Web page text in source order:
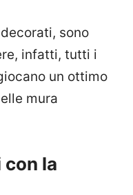
sono
infatti, tutti i
un ottimo
mura
la